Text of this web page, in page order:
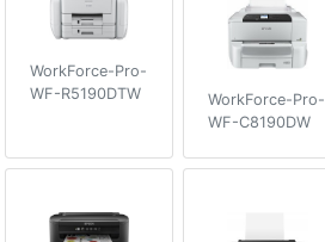
WorkForce-Pro-
WF-R5190DTW
WorkForce-Pro-
WF-C8190DW